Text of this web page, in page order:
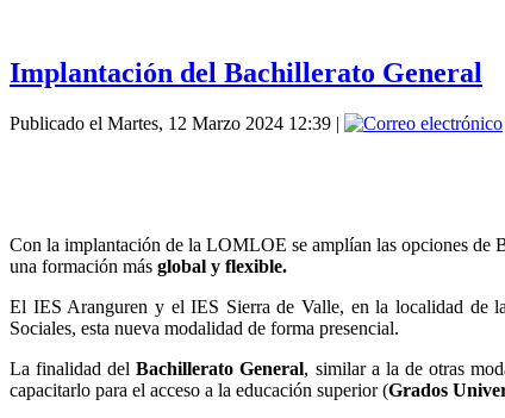
Implantación del Bachillerato General
Publicado el Martes, 12 Marzo 2024 12:39 |
Con la implantación de la LOMLOE se amplían las opciones de
una formación más global y flexible.
El IES Aranguren y el IES Sierra de Valle, en la localidad de
Sociales, esta nueva modalidad de forma presencial.
La finalidad delBachillerato General, similar a la de otras
capacitarlo para el acceso a la educación superior (Grados